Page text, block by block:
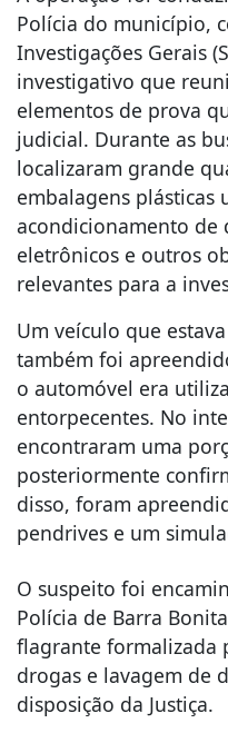
Polícia do município,
Investigações Gerais
investigativo que
elementos de prova
judicial. Durante as
localizaram grande
embalagens plásticas
acondicionamento de
eletrônicos e outros
relevantes para a
Um veículo que
também foi
o automóvel era
entorpecentes. No
encontraram uma
posteriormente
disso, foram
pendrives e um
O suspeito foi
Polícia de Barra
flagrante formalizada
drogas e lavagem de
disposição da Justiça.